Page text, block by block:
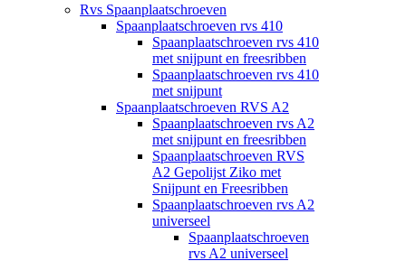
Rvs Spaanplaatschroeven
Spaanplaatschroeven rvs 410
Spaanplaatschroeven rvs 410
met snijpunt en freesribben
Spaanplaatschroeven rvs 410
met snijpunt
Spaanplaatschroeven RVS A2
Spaanplaatschroeven rvs A2
met snijpunt en freesribben
Spaanplaatschroeven RVS
A2 Gepolijst Ziko met
Snijpunt en Freesribben
Spaanplaatschroeven rvs A2
universeel
Spaanplaatschroeven
rvs A2 universeel